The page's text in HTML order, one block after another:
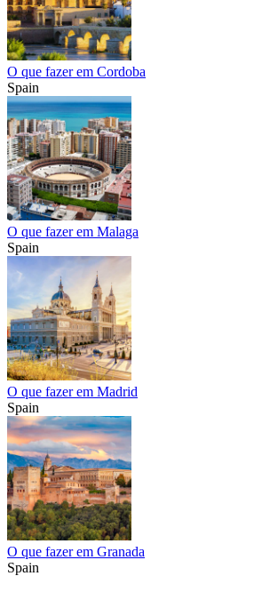
O que fazer em Cordoba
Spain
O que fazer em Malaga
Spain
O que fazer em Madrid
Spain
O que fazer em Granada
Spain